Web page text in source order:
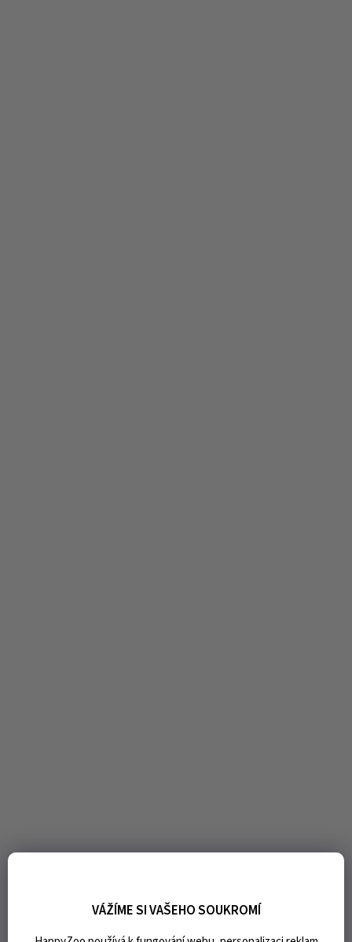
VÁŽÍME SI VAŠEHO SOUKROMÍ